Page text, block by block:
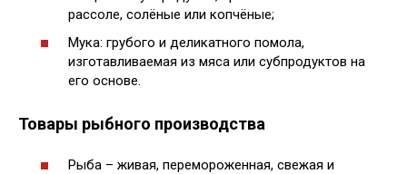
рассоле, солёные или копчёные;
Мука: грубого и деликатного помола,
изготавливаемая из мяса или субпродуктов на
его основе.
Товары рыбного производства
Рыба – живая, перемороженная, свежая и